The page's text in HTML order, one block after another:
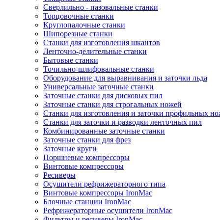
Сверлильно - пазовальные станки
Торцовочные станки
Круглопалочные станки
Шипорезные станки
Станки для изготовления шкантов
Ленточно-делительные станки
Бытовые станки
Точильно-шлифовальные станки
Оборудование для выравнивания и заточки льда
Универсальные заточные станки
Заточные станки для дисковых пил
Заточные станки для строгальных ножей
Станки для изготовления и заточки профильных
Станки для заточки и разводки ленточных пил
Комбинированные заточные станки
Заточные станки для фрез
Заточные круги
Поршневые компрессоры
Винтовые компрессоры
Ресиверы
Осушители рефрижераторного типа
Винтовые компрессоры IronMac
Блочные станции IronMac
Рефрижераторные осушители IronMac